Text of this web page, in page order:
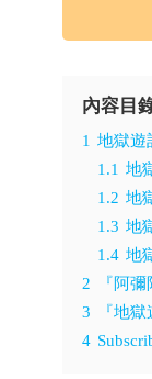
內容目
1 地獄遊
1.1 地
1.2 地
1.3 地
1.4 地
2
『阿
3
『地
4